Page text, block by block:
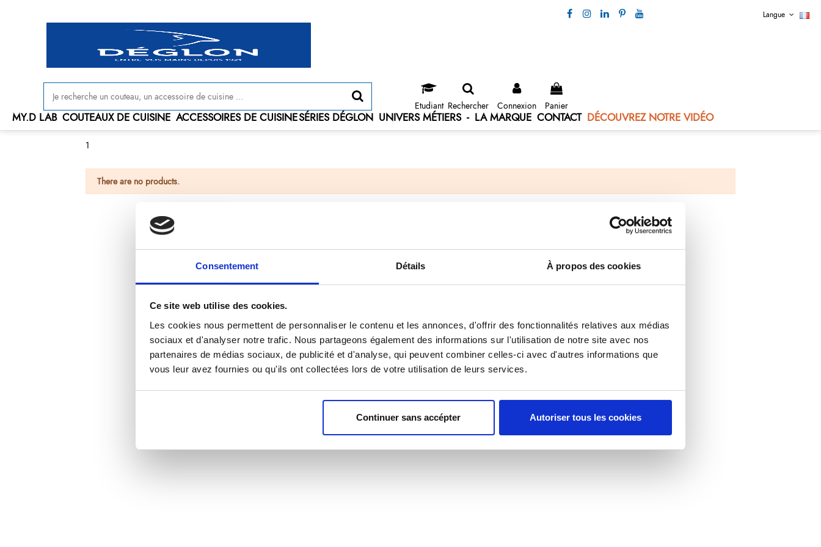
Consentement Détails À propos des cookies
Ce site web utilise des cookies.
Les cookies nous permettent de personnaliser le contenu et les annonces, d'offrir des fonctionnalités relatives aux médias
sociaux et d'analyser notre trafic. Nous partageons également des informations sur l'utilisation de notre site avec nos
partenaires de médias sociaux, de publicité et d'analyse, qui peuvent combiner celles-ci avec d'autres informations que
vous leur avez fournies ou qu'ils ont collectées lors de votre utilisation de leurs services.
Continuer sans accépter Autoriser tous les cookies
Langue
Etudiant Rechercher Connexion Panier
MY.D LAB COUTEAUX DE CUISINE ACCESSOIRES DE CUISINESÉRIES DÉGLON UNIVERS MÉTIERS - LA MARQUE CONTACT DÉCOUVREZ NOTRE VIDÉO
1
There are no products.